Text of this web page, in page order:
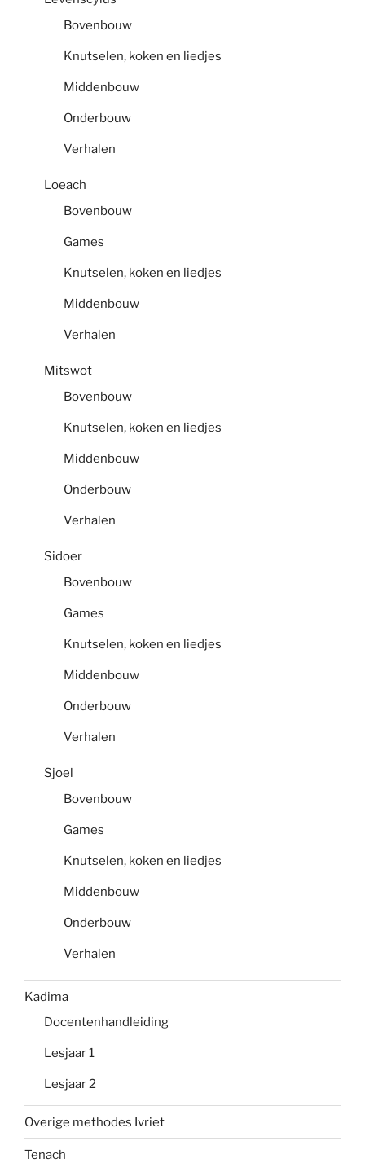
Bovenbouw
Knutselen, koken en liedjes
Middenbouw
Onderbouw
Verhalen
Loeach
Bovenbouw
Games
Knutselen, koken en liedjes
Middenbouw
Verhalen
Mitswot
Bovenbouw
Knutselen, koken en liedjes
Middenbouw
Onderbouw
Verhalen
Sidoer
Bovenbouw
Games
Knutselen, koken en liedjes
Middenbouw
Onderbouw
Verhalen
Sjoel
Bovenbouw
Games
Knutselen, koken en liedjes
Middenbouw
Onderbouw
Verhalen
Kadima
Docentenhandleiding
Lesjaar 1
Lesjaar 2
Overige methodes Ivriet
Tenach